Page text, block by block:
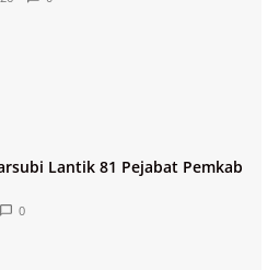
Lantik 81 Pejabat Pemkab
0